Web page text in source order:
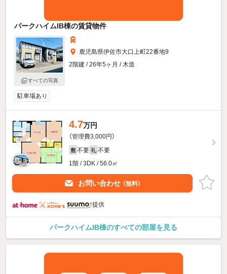
パークハイムIB棟の賃貸物件
すべての写真
鹿児島県伊佐市大口上町22番地9
2階建 / 26年5ヶ月 / 木造
駐車場あり
4.7万円
（管理費3,000円）
敷 不要 礼 不要
1階 / 3DK / 56.0㎡
お問い合わせ （無料）
提供
パークハイムIB棟のすべての部屋を見る